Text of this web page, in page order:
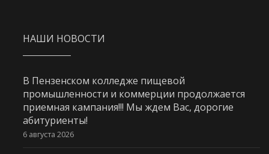
НАШИ НОВОСТИ
В Пензенском колледже пищевой
промышленности и коммерции продолжается
приемная кампания!!! Мы ждем Вас, дорогие
абитуриенты!
6 августа 2026